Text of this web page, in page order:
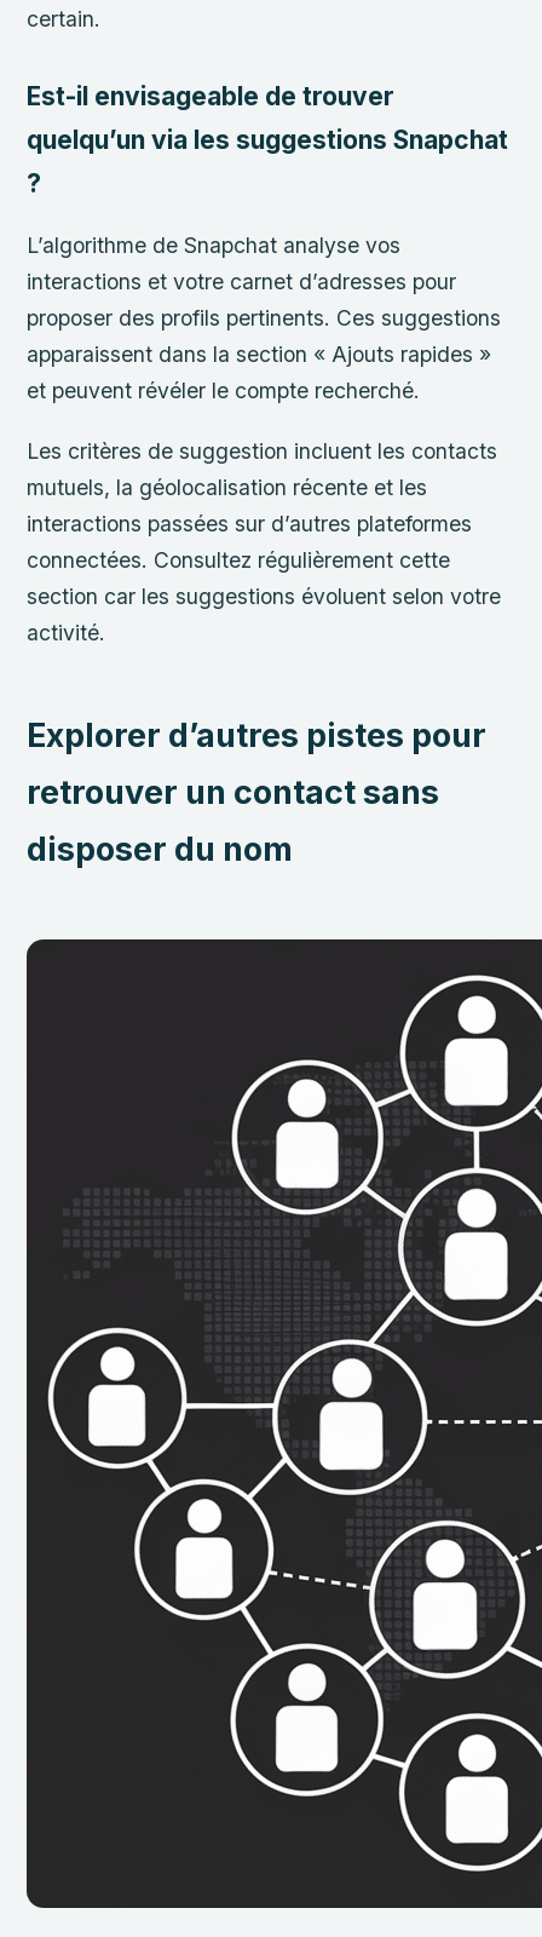
certain.
Est-il envisageable de trouver
quelqu’un via les suggestions Snapchat
?
L’algorithme de Snapchat analyse vos
interactions et votre carnet d’adresses pour
proposer des profils pertinents. Ces suggestions
apparaissent dans la section « Ajouts rapides »
et peuvent révéler le compte recherché.
Les critères de suggestion incluent les contacts
mutuels, la géolocalisation récente et les
interactions passées sur d’autres plateformes
connectées. Consultez régulièrement cette
section car les suggestions évoluent selon votre
activité.
Explorer d’autres pistes pour
retrouver un contact sans
disposer du nom